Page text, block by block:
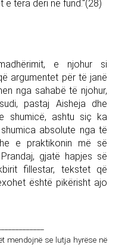
e tëra deri në fund."(28)
e njohur si
argumentet për të janë
nga sahabë të njohur,
pastaj Aisheja dhe
shumicë, ashtu siç ka
absolute nga të
e praktikonin më së
gjatë hapjes së
fillestar, tekstet që
është pikërisht ajo
mendojnë se lutja hyrëse në